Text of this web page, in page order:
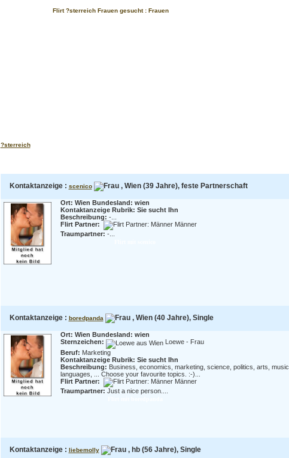
Flirt ?sterreich Frauen gesucht : Frauen
?sterreich
Kontaktanzeige : scenico , Wien (39 Jahre), feste Partnerschaft
Ort: Wien Bundesland: wien
Kontaktanzeige Rubrik: Sie sucht Ihn
Beschreibung: -...
Flirt Partner:
Männer
Traumpartner: -...
Kontaktanzeige : boredpanda , Wien (40 Jahre), Single
Ort: Wien Bundesland: wien
Sternzeichen:
Loewe - Frau
Beruf: Marketing
Kontaktanzeige Rubrik: Sie sucht Ihn
Beschreibung: Business, economics, marketing, science, politics, arts, music,
languages, ... Choose your favourite topics. :-)...
Flirt Partner:
Männer
Traumpartner: Just a nice person....
Kontaktanzeige : liebemolly , hb (56 Jahre), Single